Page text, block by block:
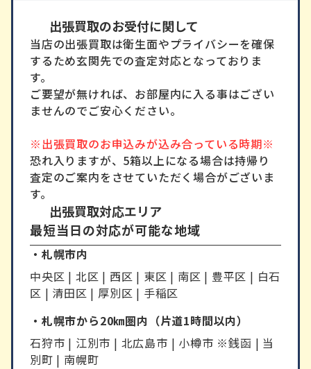
出張買取出張買取のお受付に関して
当店の出張買取は衛生面やプライバシーを確保
するため玄関先での査定対応となっておりま
す。
ご要望が無ければ、お部屋内に入る事はござい
ませんのでご安心ください。
※出張買取のお申込みが込み合っている時期※
恐れ入りますが、5箱以上になる場合は持帰り
査定のご案内をさせていただく場合がございま
す。
出張買取対応エリア
最短当日の対応が可能な地域
・札幌市内
中央区 | 北区 | 西区 | 東区 | 南区 | 豊平区 | 白石
区 | 清田区 | 厚別区 | 手稲区
・札幌市から20㎞圏内（片道1時間以内）
石狩市 | 江別市 | 北広島市 | 小樽市 ※銭函 | 当
別町 | 南幌町